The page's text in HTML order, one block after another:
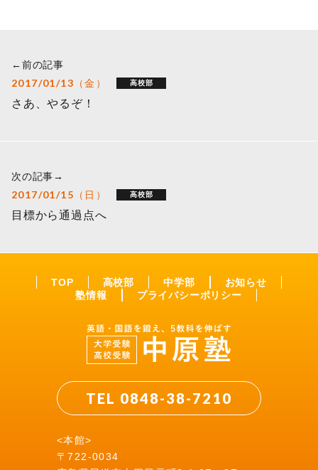
←前の記事
2017/01/13（金） 高校部
さあ、やるぞ！
次の記事→
2017/01/15（日） 高校部
目標から通過点へ
TOP 高校部 中学部
お知らせ
塾情報
プライバシーポリシー
TEL 0848-38-7210
<本館>
〒722-0034